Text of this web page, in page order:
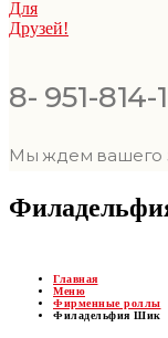
8- 951-814-
Мы ждем вашего
Главная
Меню
Фирменные роллы
Филадельфия Шик